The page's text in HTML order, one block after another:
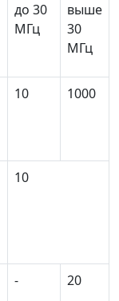
до 30
МГц
выше
30
МГц
10 1000
10
- 20